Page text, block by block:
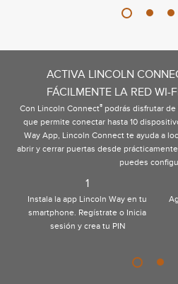
ACTIVA LINCOLN
FÁCILMENTE LA RED WI-
Con Lincoln Connect®podrás disfrutar de
que permite conectar hasta 10
Way App, Lincoln Connect te ayuda a
abrir y cerrar puertas desde
puedes
1
Instala la app Lincoln Way en tu
smartphone. Regístrate o Inicia
sesión y crea tu PIN